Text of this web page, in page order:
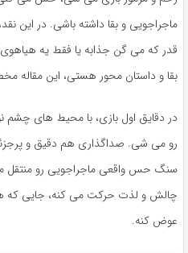
ماجراجویی و بقا داشته باشی. در این نقد،
قدر که می گن جذابه یا فقط یه هیاهوی
بقا و داستان محور هستی، این مقاله
در دقایق اول بازی، با محیط های چشم
رو می شی. صداگذاری هم دقیق و
سنگ حس واقعی ماجراجویی رو منتقل
چالش و لذت حرکت می کنه، جایی که
عوض کنه.